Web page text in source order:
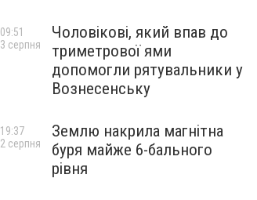
Чоловікові, який впав до
триметрової ями
допомогли рятувальники у
Вознесенську
09:51
3 серпня
Землю накрила магнітна
буря майже 6-бального
рівня
19:37
2 серпня